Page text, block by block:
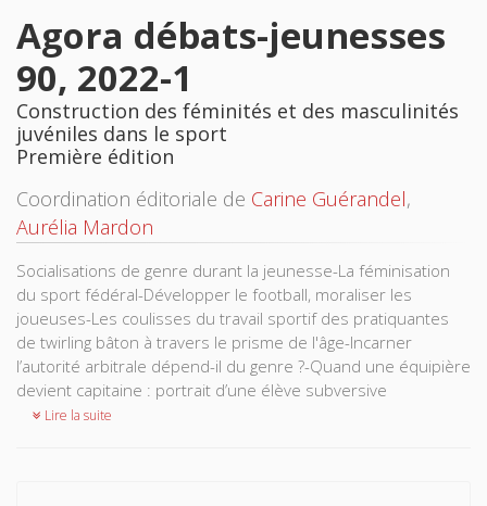
Agora débats-jeunesses
90, 2022-1
Construction des féminités et des masculinités
juvéniles dans le sport
Première édition
Coordination éditoriale de Carine Guérandel,
Aurélia Mardon
Socialisations de genre durant la jeunesse-La féminisation
du sport fédéral-Développer le football, moraliser les
joueuses-Les coulisses du travail sportif des pratiquantes
de twirling bâton à travers le prisme de l'âge-Incarner
l’autorité arbitrale dépend-il du genre ?-Quand une équipière
devient capitaine : portrait d’une élève subversive
Lire la suite